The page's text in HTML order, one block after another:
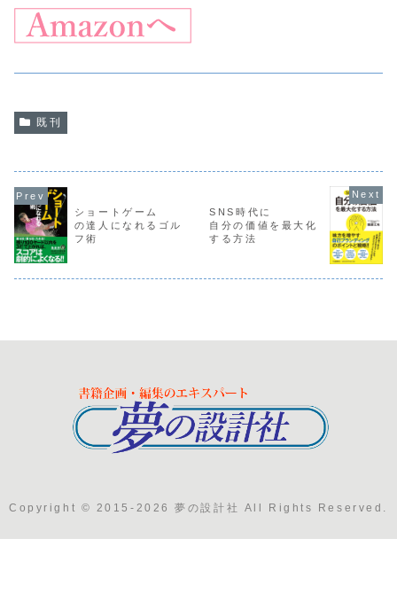
既刊
ショートゲーム
の達人になれるゴル
フ術
SNS時代に
自分の価値を最大化
する方法
Copyright © 2015-2026 夢の設計社 All Rights Reserved.